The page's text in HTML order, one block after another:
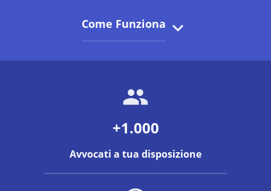
Come Funziona
+1.000
Avvocati a tua disposizione